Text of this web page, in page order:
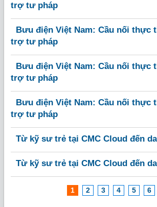
trợ tư pháp
Bưu điện Việt Nam: Cầu nối thực
trợ tư pháp
Bưu điện Việt Nam: Cầu nối thực
trợ tư pháp
Bưu điện Việt Nam: Cầu nối thực
trợ tư pháp
Từ kỹ sư trẻ tại CMC Cloud đến
Từ kỹ sư trẻ tại CMC Cloud đến
1 2 3 4 5 6